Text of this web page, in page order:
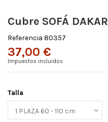
Cubre SOFÁ DAKAR
Referencia 80357
37,00 €
Impuestos incluidos
Talla